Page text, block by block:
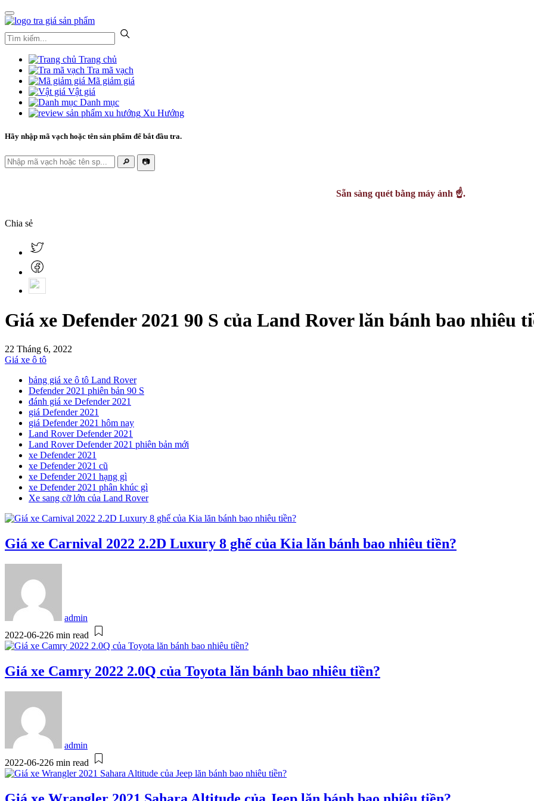
Trang chủ
Tra mã vạch
Mã giảm giá
Vật giá
Danh mục
Xu Hướng
Hãy nhập mã vạch hoặc tên sản phẩm để bắt đầu tra.
🔎 📷
Sẵn sàng quét bằng máy ảnh ☝️.
Chia sẻ
Giá xe Defender 2021 90 S của Land Rover lăn bánh bao nhiêu
22 Tháng 6, 2022
Giá xe ô tô
bảng giá xe ô tô Land Rover
Defender 2021 phiên bản 90 S
đánh giá xe Defender 2021
giá Defender 2021
giá Defender 2021 hôm nay
Land Rover Defender 2021
Land Rover Defender 2021 phiên bản mới
xe Defender 2021
xe Defender 2021 cũ
xe Defender 2021 hạng gì
xe Defender 2021 phân khúc gì
Xe sang cỡ lớn của Land Rover
Giá xe Carnival 2022 2.2D Luxury 8 ghế của Kia lăn bánh bao nhiêu tiền?
admin
2022-06-226 min read
Giá xe Camry 2022 2.0Q của Toyota lăn bánh bao nhiêu tiền?
admin
2022-06-226 min read